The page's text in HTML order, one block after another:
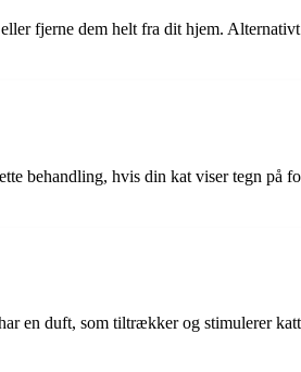
fjerne dem helt fra dit hjem.
behandling, hvis din kat viser tegn på
en duft, som tiltrækker og stimulerer